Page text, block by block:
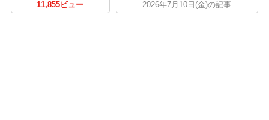
11,855ビュー 2026年7月10日(金)の記事